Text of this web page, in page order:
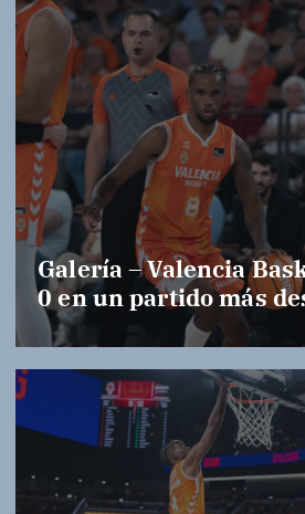
Galería – Valencia
0 en un partido más